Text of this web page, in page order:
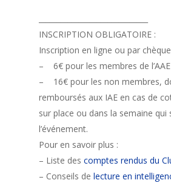
INSCRIPTION OBLIGATOIRE :
Inscription en ligne ou par
– 6€ pour les membres de l’AAE
– 16€ pour les non membres,
remboursés aux IAE en cas de
sur place ou dans la semaine qui
l’événement.
Pour en savoir plus :
– Liste des comptes rendus du
– Conseils de lecture en